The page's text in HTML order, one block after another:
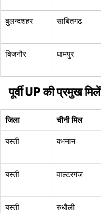
बुलन्दशहर
साबितगढ
बिजनौर
धामपुर
पूर्वी UP की प्रमुख मिलें
जिला चीनी मिल
बस्ती
बभनान
बस्ती
वाल्टरगंज
बस्ती
रुधौली